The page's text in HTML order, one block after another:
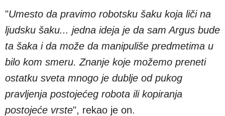
"Umesto da pravimo robotsku šaku koja liči na
ljudsku šaku... jedna ideja je da sam Argus bude
ta šaka i da može da manipuliše predmetima u
bilo kom smeru. Znanje koje možemo preneti
ostatku sveta mnogo je dublje od pukog
pravljenja postojećeg robota ili kopiranja
postojeće vrste", rekao je on.